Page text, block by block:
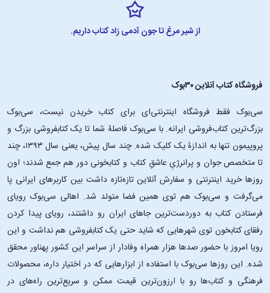
از شیر مرغ تا جون آدمی زاد کتاب داریم.
فروشگاه کتاب آنلاین ۳۰بوک
سی‌بوک فقط فروشگاه اینترنتی‌ای برای کتاب خریدن نیست، سی‌بوک
بزرگ‌ترین کتاب‌فروشی ایرانه. با سی‌بوک فاصلۀ شما تا یک کتابفروشی بزرگ و
پروپیمون تنها به اندازۀ یک کلیک شده. چند سال پیش، یعنی سال ۱۳۹۳، چند
تا متخصص جوان و پرانرژیِ عاشقِ کتاب و کتابخونی دور هم جمع شدند؛ اون‌
روزها خرید اینترنتی و سفارش آنلاین تازه‌تازه داشت بین کاربرهای ایرانی پا
می‌گرفت و سی‌بوک هم توی همین فضا متولد شد. اهالی سی‌بوک رویای
فرستادن کتاب به دوردست‌ترین جاهای ایران رو داشتند، رویای پیدا کردن
رفقای کتابخون توی شهرهایی که شاید حتی یک کتابفروشی هم نداشت و این
رویا امروز با حضور صدها هزار همراه وفادار از سراسر این کشور پهناور محقق
شده. این ‌روزها سی‌بوک با استفاده از ابزارهایی که در اختیار داره، محصولات
فرهنگی و کتاب‌ها رو با ارزون‌ترین قیمت ممکن و سریع‌ترین راه‌های در